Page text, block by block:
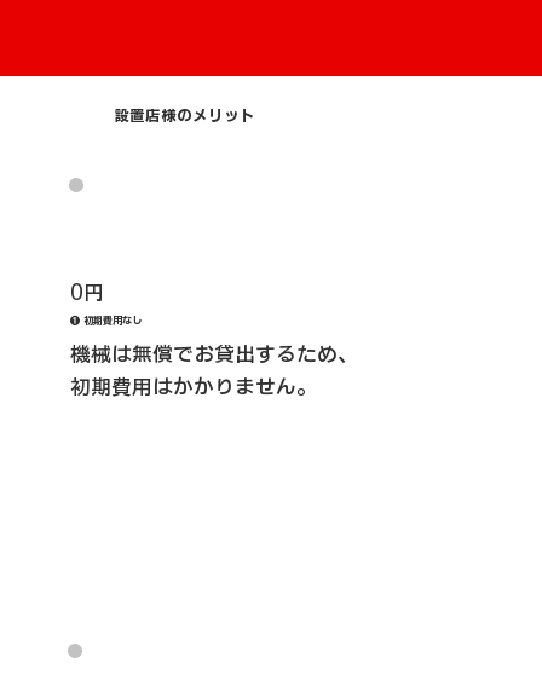
設置店様のメリット
0円
❶ 初期費用なし
機械は無償でお貸出するため、
初期費用はかかりません。